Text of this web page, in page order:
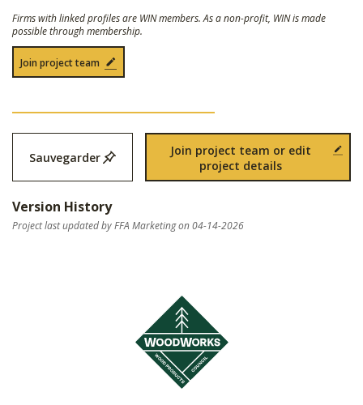
Firms with linked profiles are WIN members. As a non-profit, WIN is made
possible through membership.
Join project team
Sauvegarder
Join project team or edit
project details
Version History
Project last updated by FFA Marketing on 04-14-2026